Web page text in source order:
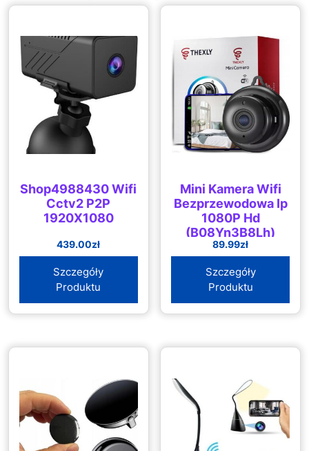
Shop4988430 Wifi
Cctv2 P2P
1920X1080
439.00zł
Szczegóły
Produktu
Mini Kamera Wifi
Bezprzewodowa Ip
1080P Hd
(B08Yn3B8Lh)
89.99zł
Szczegóły
Produktu